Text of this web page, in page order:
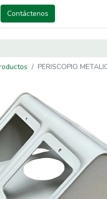
Contáctenos
PERISCOPIO